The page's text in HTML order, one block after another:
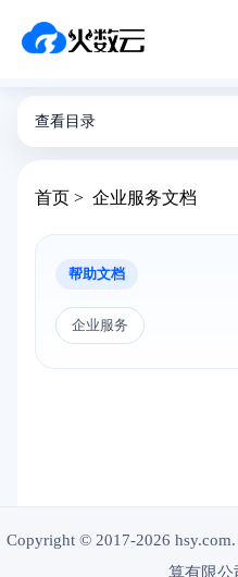
查看目录
首页 > 企业服务文档
帮助文档
企业服务
Copyright © 2017-2026
算有限公